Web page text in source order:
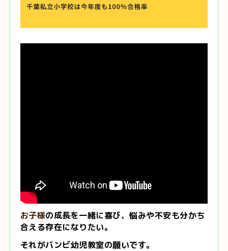
お子様の成長を一緒に喜び、悩みや不安も分かち
合える存在になりたい。
それがバンビ幼児教室の願いです。